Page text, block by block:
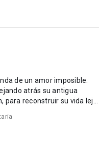
de un amor imposible.
atrás su antigua
reconstruir su vida lejos